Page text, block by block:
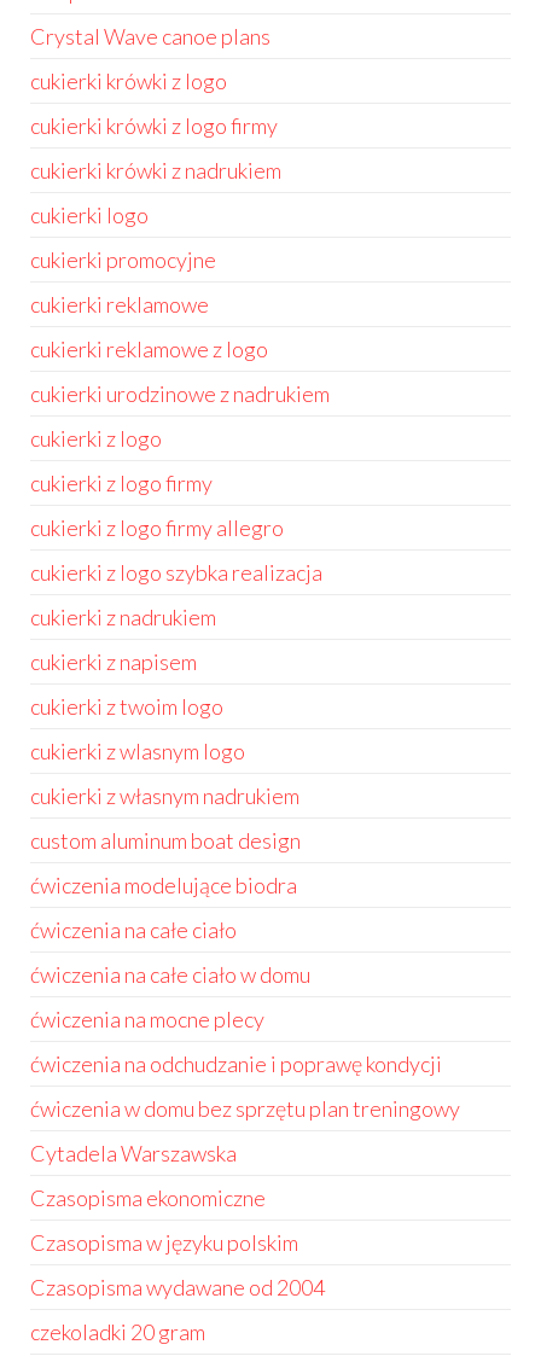
Crystal Wave canoe plans
cukierki krówki z logo
cukierki krówki z logo firmy
cukierki krówki z nadrukiem
cukierki logo
cukierki promocyjne
cukierki reklamowe
cukierki reklamowe z logo
cukierki urodzinowe z nadrukiem
cukierki z logo
cukierki z logo firmy
cukierki z logo firmy allegro
cukierki z logo szybka realizacja
cukierki z nadrukiem
cukierki z napisem
cukierki z twoim logo
cukierki z wlasnym logo
cukierki z własnym nadrukiem
custom aluminum boat design
ćwiczenia modelujące biodra
ćwiczenia na całe ciało
ćwiczenia na całe ciało w domu
ćwiczenia na mocne plecy
ćwiczenia na odchudzanie i poprawę kondycji
ćwiczenia w domu bez sprzętu plan treningowy
Cytadela Warszawska
Czasopisma ekonomiczne
Czasopisma w języku polskim
Czasopisma wydawane od 2004
czekoladki 20 gram